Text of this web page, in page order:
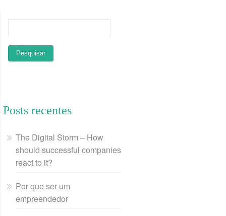
Posts recentes
The Digital Storm – How
should successful companies
react to it?
Por que ser um
empreendedor